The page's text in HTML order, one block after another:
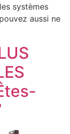
systèmes
aussi ne